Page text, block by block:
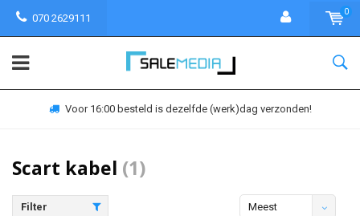
070 2629111
0
Voor 16:00 besteld is dezelfde (werk)dag verzonden!
Scart kabel (1)
Filter
Meest